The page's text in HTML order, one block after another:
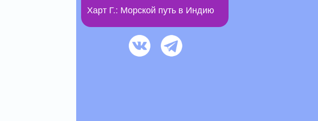
Харт Г.: Морской путь в Индию